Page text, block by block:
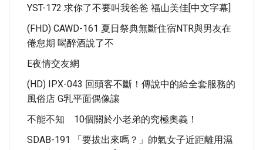
YST-172 求你了不要叫我爸爸 福山美佳[中文字幕]
(FHD) CAWD-161 夏日祭典無斷住宿NTR與男友在
倦怠期 喝醉酒說了不
E夜情交友網
(HD) IPX-043 回頭客不斷！傳說中的給全套服務的
風俗店 G乳平面偶像讓
不能不知 10個關於小老弟的究極奧義！
SDAB-191 「要拔出來嗎？」帥氣女子近距離用濕